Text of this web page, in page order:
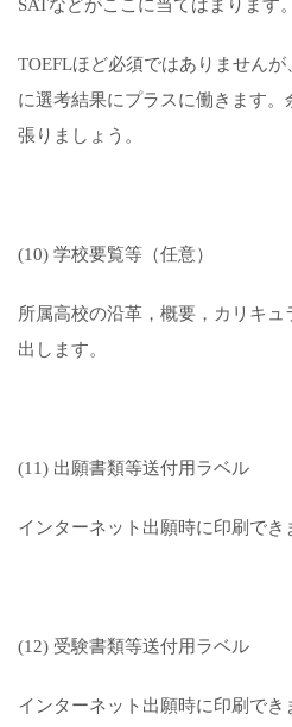
SATなどがここに当てはまります。
TOEFLほど必須ではありません
に選考結果にプラスに働きます。
張りましょう。
(10) 学校要覧等（任意）
所属高校の沿革，概要，カリキ
出します。
(11) 出願書類等送付用ラベル
インターネット出願時に印刷でき
(12) 受験書類等送付用ラベル
インターネット出願時に印刷でき